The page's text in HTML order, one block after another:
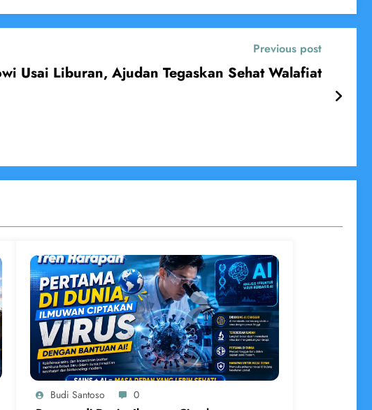
Previous post
Usai Liburan, Ajudan Tegaskan Sehat Walafiat
Budi Santoso 0